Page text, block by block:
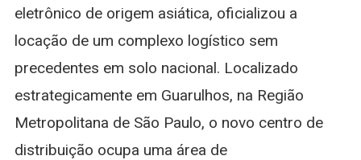
Logístico
Brasil
eletrônico de origem asiática, oficializou a
locação de um complexo logístico sem
precedentes em solo nacional. Localizado
estrategicamente em Guarulhos, na Região
Metropolitana de São Paulo, o novo centro de
distribuição ocupa uma área de